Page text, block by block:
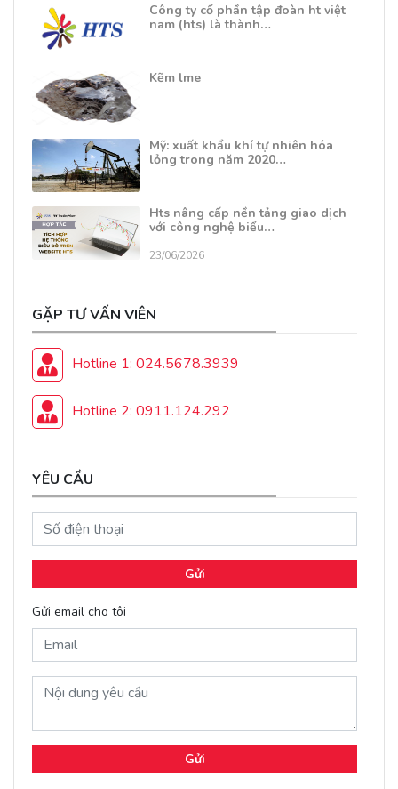
Công ty cổ phần tập đoàn ht việt
nam (hts) là thành…
Kẽm lme
Mỹ: xuất khẩu khí tự nhiên hóa
lỏng trong năm 2020…
Hts nâng cấp nền tảng giao dịch
với công nghệ biểu…
23/06/2026
GẶP TƯ VẤN VIÊN
Hotline 1: 024.5678.3939
Hotline 2: 0911.124.292
YÊU CẦU
Gửi
Gửi email cho tôi
Gửi